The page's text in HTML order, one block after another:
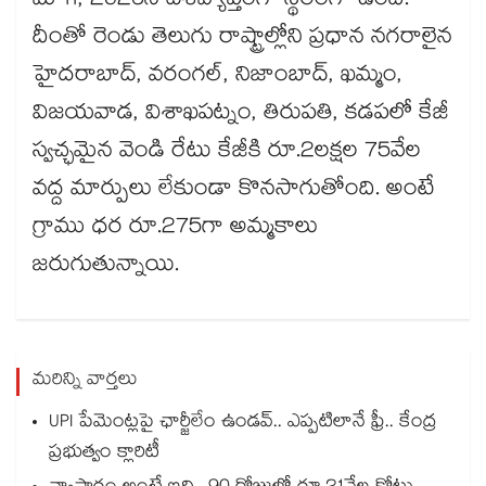
దీంతో రెండు తెలుగు రాష్ట్రాల్లోని ప్రధాన నగరాలైన
హైదరాబాద్, వరంగల్, నిజాంబాద్, ఖమ్మం,
విజయవాడ, విశాఖపట్నం, తిరుపతి, కడపలో కేజీ
స్వచ్ఛమైన వెండి రేటు కేజీకి రూ.2లక్షల 75వేల
వద్ద మార్పులు లేకుండా కొనసాగుతోంది. అంటే
గ్రాము ధర రూ.275గా అమ్మకాలు
జరుగుతున్నాయి.
మరిన్ని వార్తలు
UPI పేమెంట్లపై ఛార్జీలేం ఉండవ్.. ఎప్పటిలానే ఫ్రీ.. కేంద్ర
ప్రభుత్వం క్లారిటీ